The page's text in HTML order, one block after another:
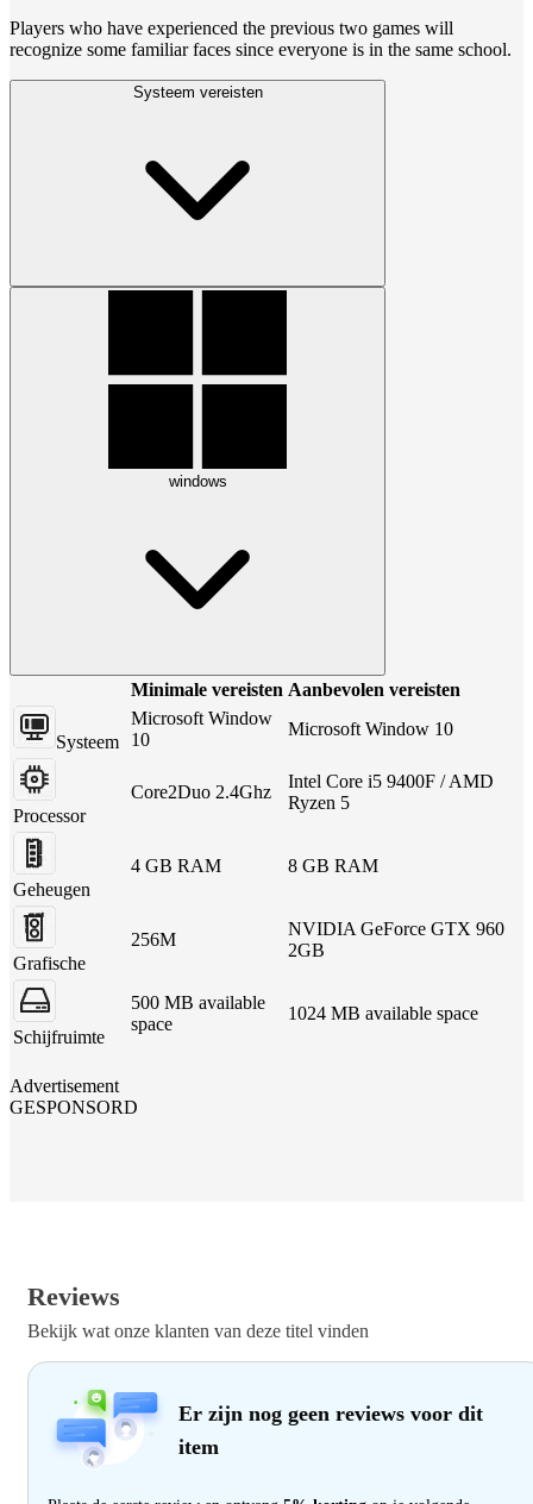
Players who have experienced the previous two games will
recognize some familiar faces since everyone is in the same school.
Systeem vereisten
windows
Minimale vereisten Aanbevolen vereisten
Systeem
Microsoft Window
10
Microsoft Window 10
Processor
Core2Duo 2.4Ghz
Intel Core i5 9400F / AMD
Ryzen 5
Geheugen
4 GB RAM 8 GB RAM
Grafische
256M
NVIDIA GeForce GTX 960
2GB
Schijfruimte
500 MB available
space
1024 MB available space
Advertisement
GESPONSORD
Reviews
Bekijk wat onze klanten van deze titel vinden
Er zijn nog geen reviews voor dit
item